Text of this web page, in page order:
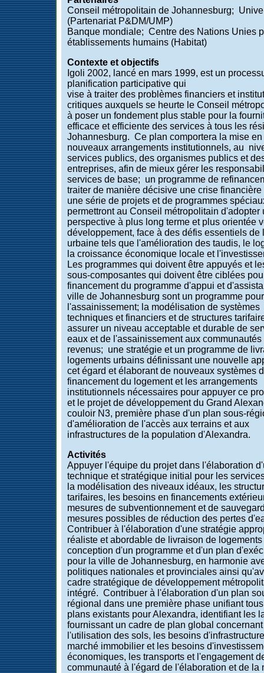
Conseil métropolitain de Johannesburg;
(Partenariat P&DM/UMP)
Banque mondiale; Centre des Nations Unies
établissements humains (Habitat)
Contexte et objectifs
Igoli 2002, lancé en mars 1999, est un
planification participative qui
vise à traiter des problèmes financiers et
critiques auxquels se heurte le Conseil
à poser un fondement plus stable pour la
efficace et efficiente des services à tous les
Johannesburg. Ce plan comportera la mise
nouveaux arrangements institutionnels, au
services publics, des organismes publics et
entreprises, afin de mieux gérer les
services de base; un programme de
traiter de manière décisive une crise
une série de projets et de programmes
permettront au Conseil métropolitain d'adopter
perspective à plus long terme et plus orientée
développement, face à des défis essentiels de
urbaine tels que l'amélioration des taudis, le
la croissance économique locale et
Les programmes qui doivent être appuyés et
sous-composantes qui doivent être ciblées
financement du programme d'appui et
ville de Johannesburg sont un programme
l'assainissement; la modélisation de systèmes
techniques et financiers et de structures
assurer un niveau acceptable et durable de
eaux et de l'assainissement aux communautés
revenus; une stratégie et un programme de
logements urbains définissant une nouvelle
cet égard et élaborant de nouveaux systèmes
financement du logement et les arrangements
institutionnels nécessaires pour appuyer ce
et le projet de développement du Grand
couloir N3, première phase d'un plan sous-
d'amélioration de l'accès aux terrains et aux
infrastructures de la population d'Alexandra.
Activités
Appuyer l'équipe du projet dans l'élaboration
technique et stratégique initial pour les
la modélisation des niveaux idéaux, les
tarifaires, les besoins en financements
mesures de subventionnement et de
mesures possibles de réduction des pertes
Contribuer à l'élaboration d'une stratégie
réaliste et abordable de livraison de logements
conception d'un programme et d'un plan
pour la ville de Johannesburg, en harmonie
politiques nationales et provinciales ainsi
cadre stratégique de développement
intégré. Contribuer à l'élaboration d'un plan
régional dans une première phase unifiant
plans existants pour Alexandra, identifiant les
fournissant un cadre de plan global concernant
l'utilisation des sols, les besoins
marché immobilier et les besoins
économiques, les transports et l'engagement
communauté à l'égard de l'élaboration et de la